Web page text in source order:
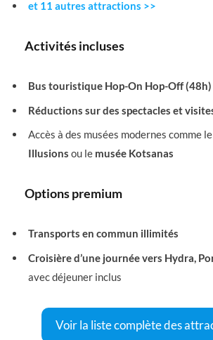
et 11 autres attractions >>
Activités incluses
Bus touristique Hop-On Hop-Off (48h)
Réductions sur des spectacles et
Accès à des musées modernes comme le
Illusions ou le musée Kotsanas
Options premium
Transports en commun illimités
Croisière d’une journée vers Hydra,
avec déjeuner inclus
Voir la liste complète des